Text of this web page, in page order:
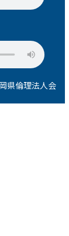
県倫理法人会